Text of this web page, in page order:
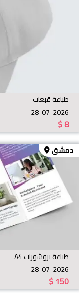
طباعة قبعات
28-07-2026
$8
دمشق
طباعة بروشورات A4
28-07-2026
$150